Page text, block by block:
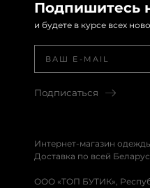
Подпишитесь
и будете в курсе всех
Подписаться
Интернет-магазин
Доставка по всей
ООО «ТОП БУТИК»,